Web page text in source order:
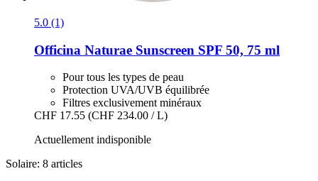
5.0 (1)
Officina Naturae Sunscreen SPF 50, 75 ml
Pour tous les types de peau
Protection UVA/UVB équilibrée
Filtres exclusivement minéraux
CHF 17.55 (CHF 234.00 / L)
Actuellement indisponible
Solaire: 8 articles